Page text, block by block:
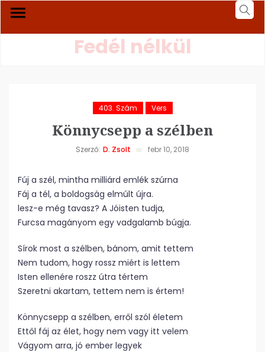
Fedél nélkül
403. Szám Vers
Könnycsepp a szélben
Szerző: D. Zsolt febr 10, 2018
Fúj a szél, mintha milliárd emlék szúrna
Fáj a tél, a boldogság elmúlt újra.
lesz-e még tavasz? A Jóisten tudja,
Furcsa magányom egy vadgalamb búgja.
Sírok most a szélben, bánom, amit tettem
Nem tudom, hogy rossz miért is lettem
Isten ellenére roszz útra tértem
Szeretni akartam, tettem nem is értem!
Könnycsepp a szélben, erről szól életem
Ettől fáj az élet, hogy nem vagy itt velem
Vágyom arra, jó ember legyek